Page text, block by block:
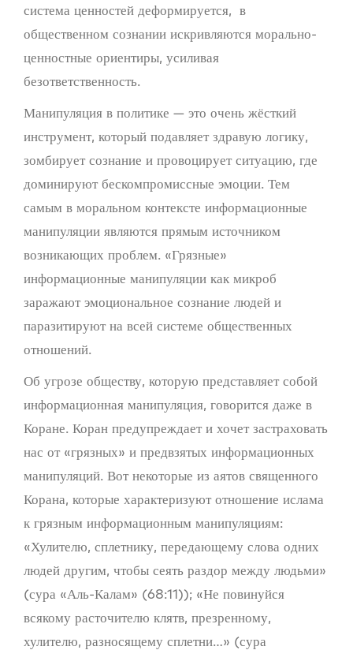
система ценностей деформируется, в
общественном сознании искривляются морально-
ценностные ориентиры, усиливая
безответственность.
Манипуляция в политике — это очень жёсткий
инструмент, который подавляет здравую логику,
зомбирует сознание и провоцирует ситуацию, где
доминируют бескомпромиссные эмоции. Тем
самым в моральном контексте информационные
манипуляции являются прямым источником
возникающих проблем. «Грязные»
информационные манипуляции как микроб
заражают эмоциональное сознание людей и
паразитируют на всей системе общественных
отношений.
Об угрозе обществу, которую представляет собой
информационная манипуляция, говорится даже в
Коране. Коран предупреждает и хочет застраховать
нас от «грязных» и предвзятых информационных
манипуляций. Вот некоторые из аятов священного
Корана, которые характеризуют отношение ислама
к грязным информационным манипуляциям:
«Хулителю, сплетнику, передающему слова одних
людей другим, чтобы сеять раздор между людьми»
(сура «Аль-Калам» (68:11)); «Не повинуйся
всякому расточителю клятв, презренному,
хулителю, разносящему сплетни…» (сура